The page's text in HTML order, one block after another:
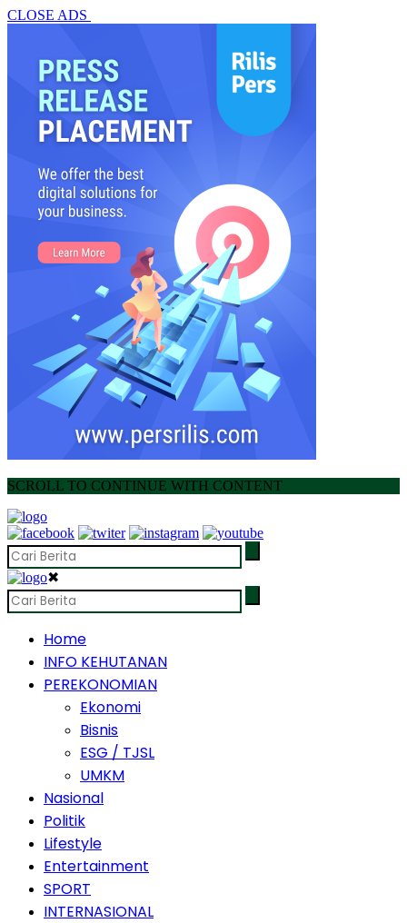
CLOSE ADS
SCROLL TO CONTINUE WITH CONTENT
✖
Home
INFO KEHUTANAN
PEREKONOMIAN
Ekonomi
Bisnis
ESG / TJSL
UMKM
Nasional
Politik
Lifestyle
Entertainment
SPORT
INTERNASIONAL